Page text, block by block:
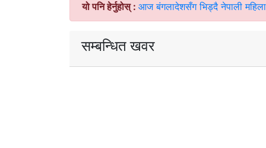
यो पनि हेर्नुहोस् : आज बंगलादेशसँग भिड्दै नेपाली
सम्बन्धित खवर